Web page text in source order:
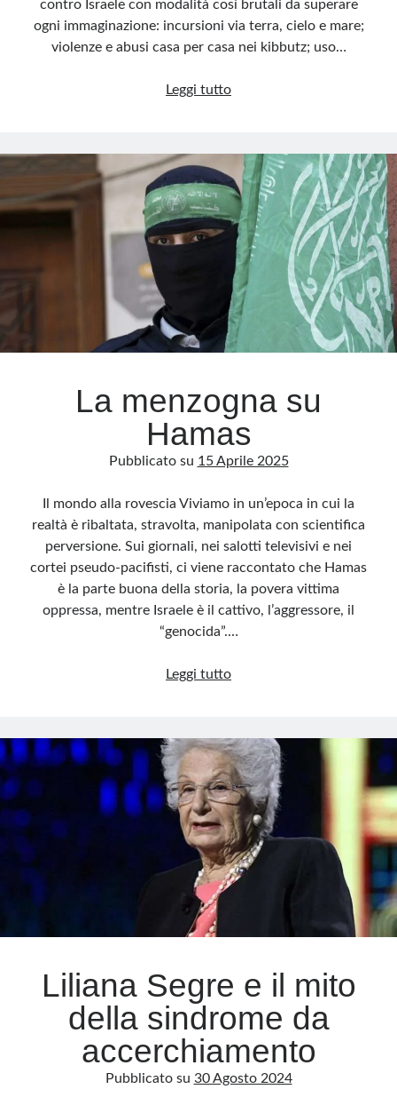
contro Israele con modalità così brutali da superare
ogni immaginazione: incursioni via terra, cielo e mare;
violenze e abusi casa per casa nei kibbutz; uso…
Leggi tuttoUn
non
dimenticare:
la
strage
del
7
ottobre
e
l’apologia
che
La menzogna su
Hamas
Pubblicato su 15 Aprile 2025
Il mondo alla rovescia Viviamo in un’epoca in cui la
realtà è ribaltata, stravolta, manipolata con scientifica
perversione. Sui giornali, nei salotti televisivi e nei
cortei pseudo-pacifisti, ci viene raccontato che Hamas
è la parte buona della storia, la povera vittima
oppressa, mentre Israele è il cattivo, l’aggressore, il
“genocida”.…
Leggi tuttoLa
Hamas
Liliana Segre e il mito
della sindrome da
accerchiamento
Pubblicato su 30 Agosto 2024